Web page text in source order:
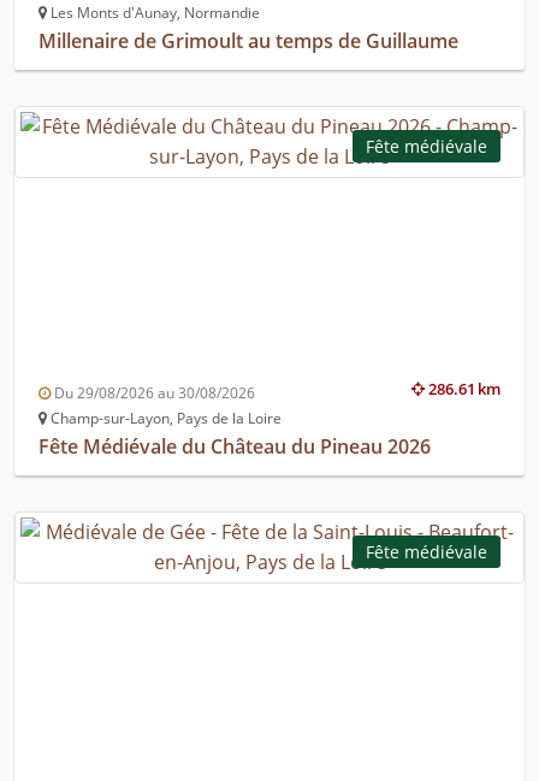
Les Monts d'Aunay, Normandie
Millenaire de Grimoult au temps de Guillaume
Fête médiévale
286.61 km
Du 29/08/2026 au 30/08/2026
Champ-sur-Layon, Pays de la Loire
Fête Médiévale du Château du Pineau 2026
Fête médiévale